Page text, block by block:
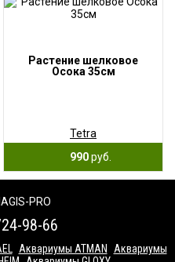
Растение шелковое
Осока 35см
Tetra
990руб.
98-66
Аквариумы ATMAN
Аквариумы